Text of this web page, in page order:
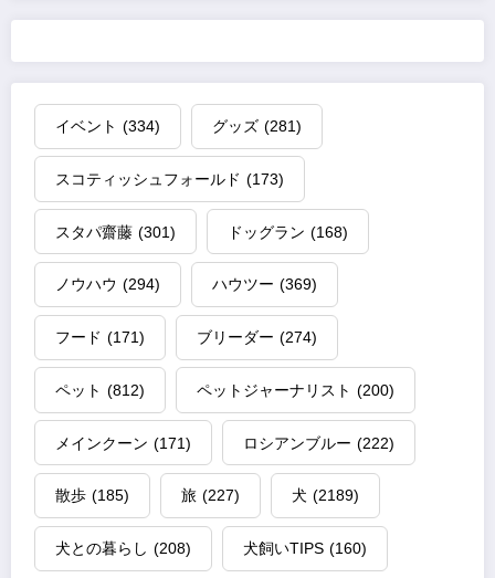
イベント (334) グッズ (281)
スコティッシュフォールド (173)
スタパ齋藤 (301) ドッグラン (168)
ノウハウ (294) ハウツー (369)
フード (171) ブリーダー (274)
ペット (812) ペットジャーナリスト (200)
メインクーン (171) ロシアンブルー (222)
散歩 (185) 旅 (227) 犬 (2189)
犬との暮らし (208) 犬飼いTIPS (160)